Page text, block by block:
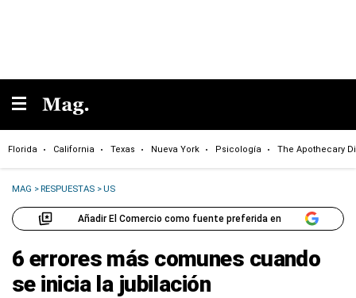
Florida California Texas Nueva York Psicología The Apothecary
MAG >RESPUESTAS >US
Añadir El Comercio como fuente preferida en
6 errores más comunes cuando
se inicia la jubilación